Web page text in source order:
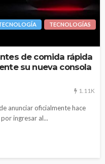
TECNOLOGÍAS
de comida rápida
su nueva consola
1.11K
anunciar oficialmente hace
ingresar al...